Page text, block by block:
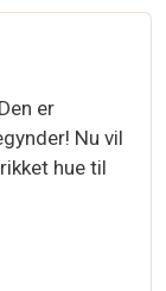
er
Nu vil
hue til